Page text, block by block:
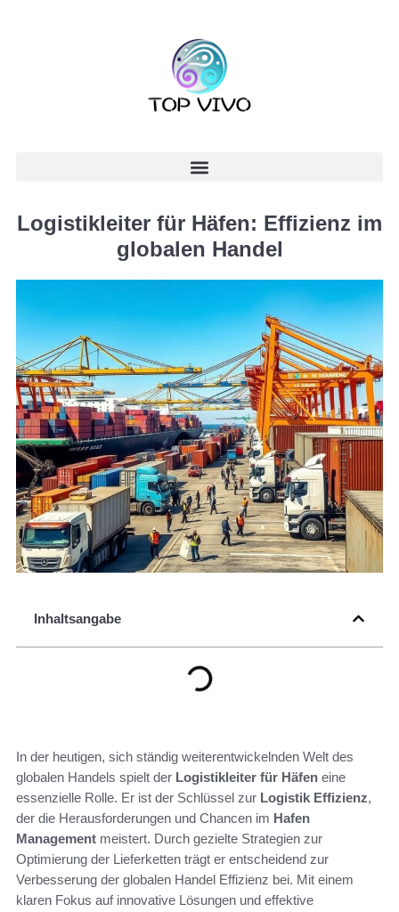
Logistikleiter für Häfen: Effizienz im
globalen Handel
Inhaltsangabe
In der heutigen, sich ständig weiterentwickelnden Welt des
globalen Handels spielt der Logistikleiter für Häfen eine
essenzielle Rolle. Er ist der Schlüssel zur Logistik Effizienz,
der die Herausforderungen und Chancen im Hafen
Management meistert. Durch gezielte Strategien zur
Optimierung der Lieferketten trägt er entscheidend zur
Verbesserung der globalen Handel Effizienz bei. Mit einem
klaren Fokus auf innovative Lösungen und effektive